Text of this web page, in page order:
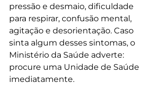
pressão e desmaio, dificuldade
para respirar, confusão mental,
agitação e desorientação. Caso
sinta algum desses sintomas, o
Ministério da Saúde adverte:
procure uma Unidade de Saúde
imediatamente.